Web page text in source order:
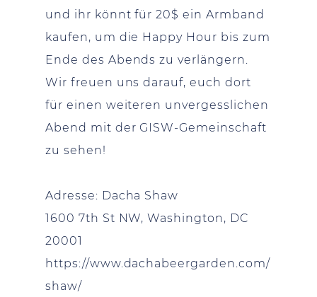
und ihr könnt für 20$ ein Armband
kaufen, um die Happy Hour bis zum
Ende des Abends zu verlängern.
Wir freuen uns darauf, euch dort
für einen weiteren unvergesslichen
Abend mit der GISW-Gemeinschaft
zu sehen!
Adresse: Dacha Shaw
1600 7th St NW, Washington, DC
20001
https://www.dachabeergarden.com/
shaw/